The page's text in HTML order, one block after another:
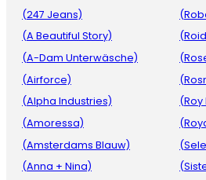
(247 Jeans)
(A Beautiful Story)
(A-Dam Unterwäsche)
(Airforce)
(Alpha Industries)
(Amoressa)
(Amsterdams Blauw)
(Anna + Nina)
(Roy